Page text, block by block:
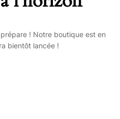
! Notre boutique est en
bientôt lancée !